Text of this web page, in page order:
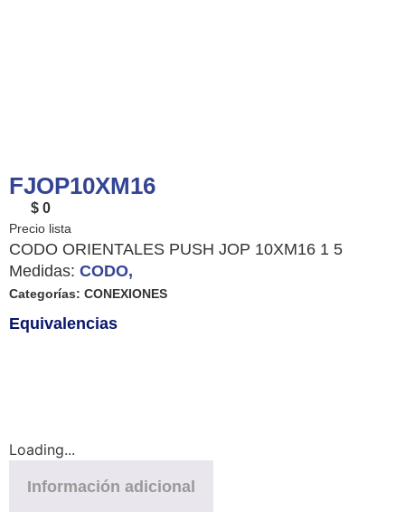
FJOP10XM16
$ 0
CODO ORIENTALES PUSH JOP 10XM16 1 5
Medidas: CODO,
Categorías: CONEXIONES
Equivalencias
Loading...
Información adicional